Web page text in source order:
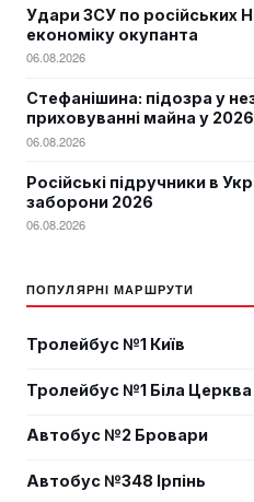
Удари ЗСУ по російських
економіку окупанта
06.08.2026
Стефанішина: підозра у
приховуванні майна у 2026
06.08.2026
Російські підручники в
заборони 2026
06.08.2026
ПОПУЛЯРНІ МАРШРУТИ
Тролейбус №1 Київ
Тролейбус №1 Біла Церква
Автобус №2 Бровари
Автобус №348 Ірпінь